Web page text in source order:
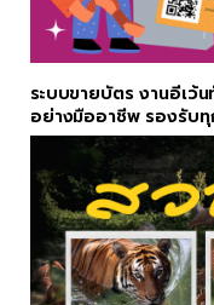
ระบบขายบัตร งานอีเว้
อย่างมืออาชีพ รองรับทุ